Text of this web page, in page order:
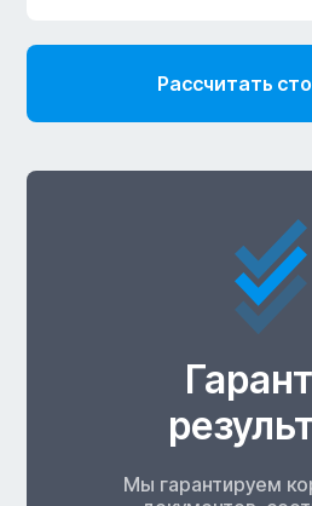
Рассчитать
Мы гарантируем